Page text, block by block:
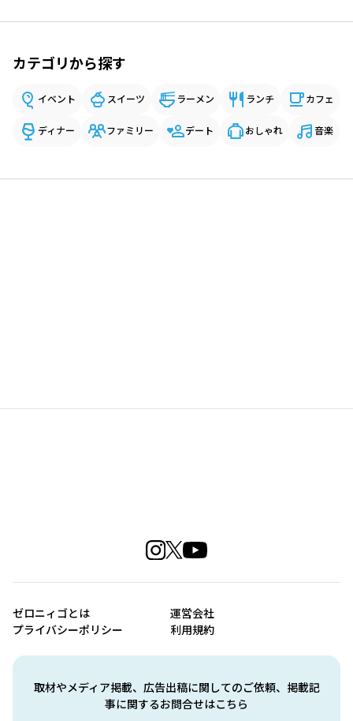
カテゴリから探す
イベント スイーツ ラーメン ランチ カフェ
ディナー ファミリー デート おしゃれ 音楽
取材やメディア掲載、広告出稿に関してのご依頼、掲載記
事に関するお問合せはこちら
ゼロニィゴとは
運営会社
プライバシーポリシー
利用規約